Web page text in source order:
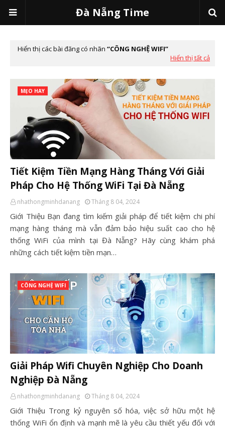
Đà Nẵng Time
Hiển thị các bài đăng có nhãn
CÔNG NGHỆ WIFI
Hiển thị tất cả
MẸO HAY
Tiết Kiệm Tiền Mạng Hàng Tháng Với Giải
Pháp Cho Hệ Thống WiFi Tại Đà Nẵng
nhathongminhdanang Tháng 8 04, 2024
Giới Thiệu Bạn đang tìm kiếm giải pháp để tiết kiệm chi phí
mạng hàng tháng mà vẫn đảm bảo hiệu suất cao cho hệ
thống WiFi của mình tại Đà Nẵng? Hãy cùng khám phá
những cách tiết kiệm tiền mạn…
CÔNG NGHỆ WIFI
Giải Pháp Wifi Chuyên Nghiệp Cho Doanh
Nghiệp Đà Nẵng
nhathongminhdanang Tháng 8 04, 2024
Giới Thiệu Trong kỷ nguyên số hóa, việc sở hữu một hệ
thống WiFi ổn định và mạnh mẽ là yêu cầu thiết yếu đối với